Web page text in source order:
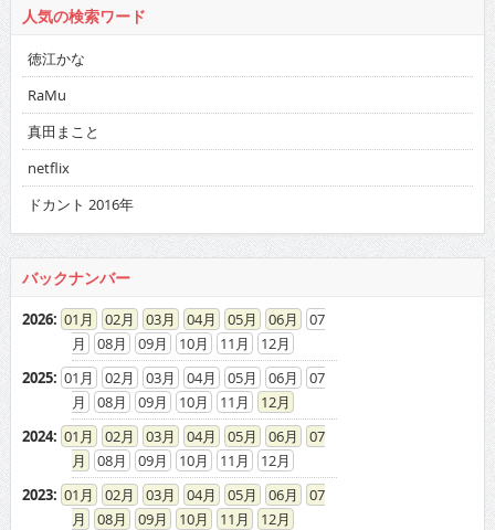
人気の検索ワード
徳江かな
RaMu
真田まこと
netflix
ドカント 2016年
バックナンバー
2026: 01 02 03 04 05 06
07
08
09 10 11
12
2025: 01 02 03 04 05 06
07
08
09 10 11
12
2024: 01 02 03 04 05 06
07
08
09 10 11
12
2023: 01 02 03 04 05 06
07
08
09 10 11
12